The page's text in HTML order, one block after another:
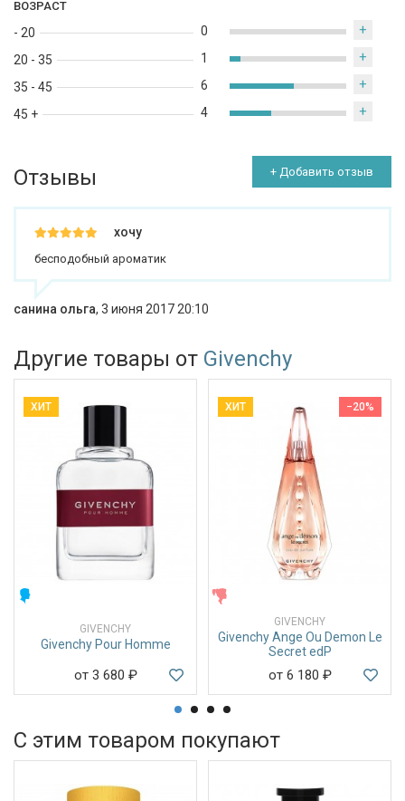
ВОЗРАСТ
- 20
20 - 35
35 - 45
45 +
0 +
1 +
6 +
4 +
Отзывы + Добавить отзыв
хочу
бесподобный ароматик
санина ольга, 3 июня 2017 20:10
Другие товары от Givenchy
ХИТ
GIVENCHY
Givenchy Pour Homme
от 3 680 ₽
−20%
ХИТ
GIVENCHY
Givenchy Ange Ou Demon Le
Secret edP
от 6 180 ₽
С этим товаром покупают